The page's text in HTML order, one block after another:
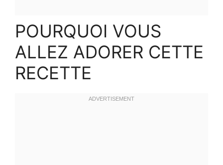
POURQUOI VOUS
ALLEZ ADORER CETTE
RECETTE